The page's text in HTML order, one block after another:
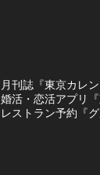
月刊誌『東京カレン
婚活・恋活アプリ『
レストラン予約『